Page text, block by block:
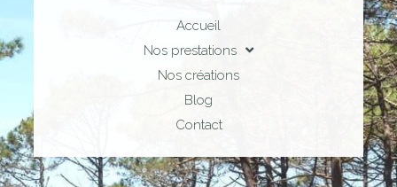
Accueil
Nos prestations
Nos créations
Blog
Contact